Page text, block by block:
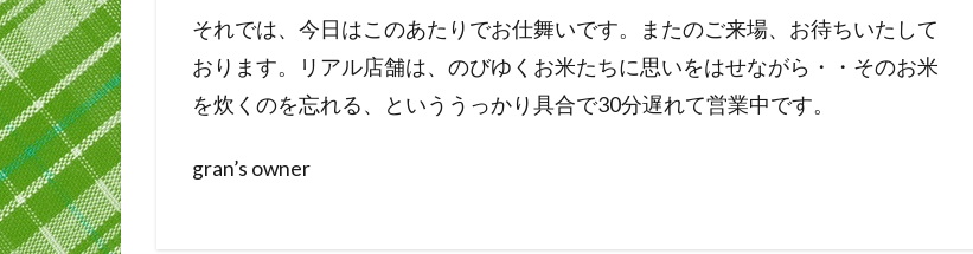
それでは、今日はこのあたりでお仕舞いです。またのご来場、お待ちいたして
おります。リアル店舗は、のびゆくお米たちに思いをはせながら・・そのお米
を炊くのを忘れる、といううっかり具合で30分遅れて営業中です。
gran’s owner